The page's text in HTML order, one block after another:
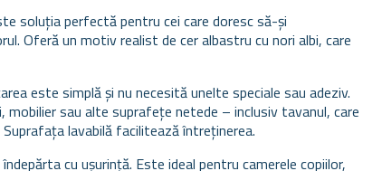
soluția perfectă pentru cei care doresc să-și
Oferă un motiv realist de cer albastru cu nori albi, care
este simplă și nu necesită unelte speciale sau adeziv.
sau alte suprafețe netede – inclusiv tavanul, care
lavabilă facilitează întreținerea.
cu ușurință. Este ideal pentru camerele copiilor,